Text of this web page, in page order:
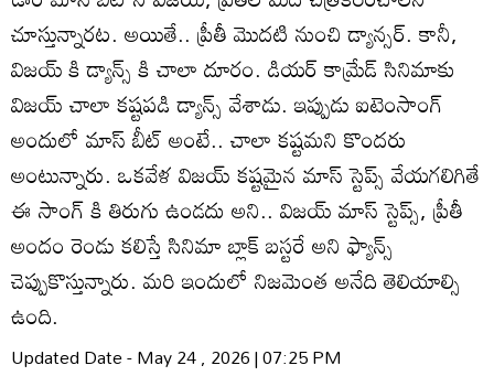
చూస్తున్నారట. అయితే.. ప్రీతీ మొదటి నుంచి డ్యాన్సర్. కానీ,
విజయ్ కి డ్యాన్స్ కి చాలా దూరం. డియర్ కామ్రేడ్ సినిమాకు
విజయ్ చాలా కష్టపడి డ్యాన్స్ వేశాడు. ఇప్పుడు ఐటెంసాంగ్
అందులో మాస్ బీట్ అంటే.. చాలా కష్టమని కొందరు
అంటున్నారు. ఒకవేళ విజయ్ కష్టమైన మాస్ స్టెప్స్ వేయగలిగితే
ఈ సాంగ్ కి తిరుగు ఉండదు అని.. విజయ్ మాస్ స్టెప్స్, ప్రీతీ
అందం రెండు కలిస్తే సినిమా బ్లాక్ బస్టరే అని ఫ్యాన్స్
చెప్పుకొస్తున్నారు. మరి ఇందులో నిజమెంత అనేది తెలియాల్సి
ఉంది.
Updated Date - May 24 , 2026 | 07:25 PM